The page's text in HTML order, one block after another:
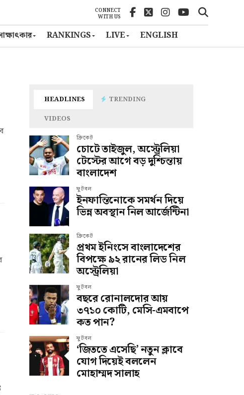
CONNECT
WITH US
RANKINGS LIVE ENGLISH
HEADLINES
TRENDING
VIDEOS
ক্রিকেট
চোটে তাইজুল, অস্ট্রেলিয়া
টেস্টের আগে বড় দুশ্চিন্তায়
বাংলাদেশ
ফুটবল
ইনফান্তিনোকে সমর্থন দিয়ে
ভিন্ন অবস্থান নিল আর্জেন্টিনা
ক্রিকেট
প্রথম ইনিংসে বাংলাদেশের
বিপক্ষে ৯২ রানের লিড নিল
অস্ট্রেলিয়া
ফুটবল
বছরে রোনালদোর আয়
৩৭১০ কোটি, মেসি-এমবাপে
কত পান?
ফুটবল
‘জিততে এসেছি’ নতুন ক্লাবে
যোগ দিয়েই বললেন
মোহাম্মদ সালাহ